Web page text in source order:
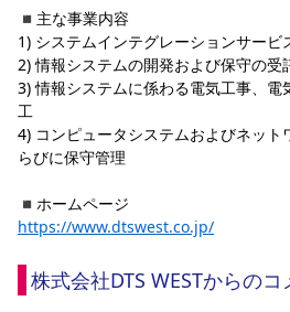
大人のサッカースクール
◾️主な事業内容
1) システムインテグレーションサービ
2) 情報システムの開発および保守の
3) 情報システムに係わる電気工事、
工
4) コンピュータシステムおよびネット
らびに保守管理
◾️ホームページ
https://www.dtswest.co.jp/
株式会社DTS WESTからのコ